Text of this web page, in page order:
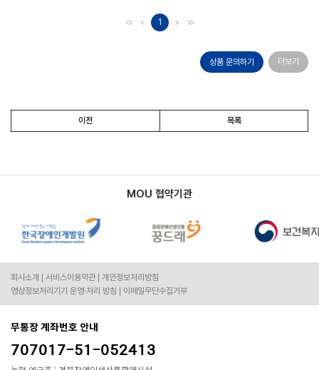
1
상품 문의하기 더보기
이전 목록
MOU 협약기관
회사소개 서비스이용약관
개인정보처리방침
영상정보처리기기 운영·처리 방침
이메일무단수집거부
무통장 계좌번호 안내
707017-51-052413